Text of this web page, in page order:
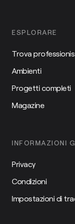
ESPLORARE
Trova
Ambienti
Progetti completi
Magazine
INFORMAZIONI
Privacy
Condizioni
Impostazioni di